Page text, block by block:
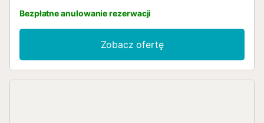
Bezpłatne anulowanie rezerwacji
Zobacz ofertę